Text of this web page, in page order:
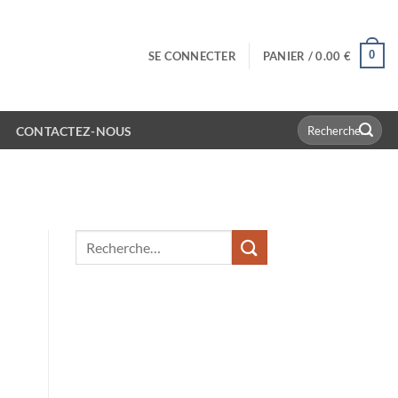
SE CONNECTER PANIER /0.00 € 0
CONTACTEZ-NOUS
Recherche
pour :